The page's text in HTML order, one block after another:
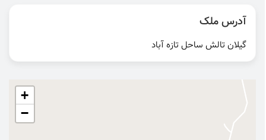
آدرس ملک
گیلان تالش ساحل تازه آباد
+
−